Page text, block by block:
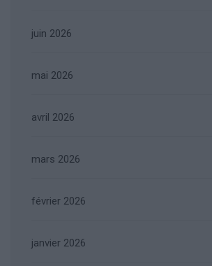
juin 2026
mai 2026
avril 2026
mars 2026
février 2026
janvier 2026